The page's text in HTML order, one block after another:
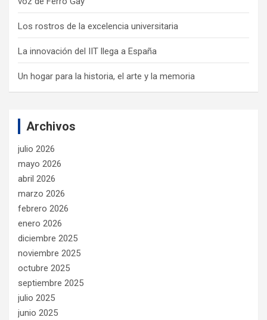
Los rostros de la excelencia universitaria
La innovación del IIT llega a España
Un hogar para la historia, el arte y la memoria
Archivos
julio 2026
mayo 2026
abril 2026
marzo 2026
febrero 2026
enero 2026
diciembre 2025
noviembre 2025
octubre 2025
septiembre 2025
julio 2025
junio 2025